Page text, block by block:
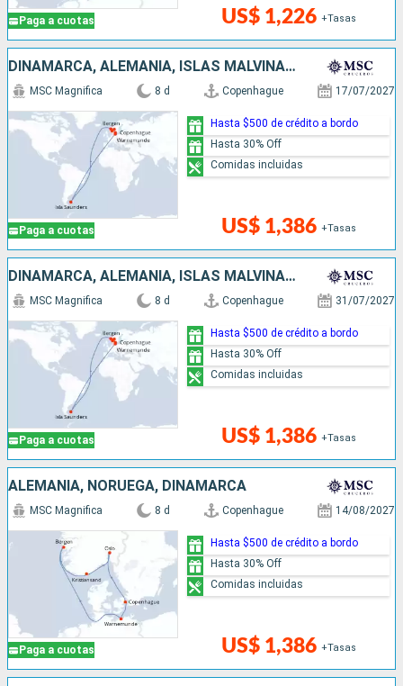
Paga a cuotas US$ 1,226 +Tasas
DINAMARCA, ALEMANIA, ISLAS MALVINAS, NORUEGA
Paga a cuotas
MSC Magnifica 8 d Copenhague 17/07/2027
US$ 1,386 +Tasas
Hasta $500 de crédito a bordo
Hasta 30% Off
Comidas incluidas
DINAMARCA, ALEMANIA, ISLAS MALVINAS, NORUEGA
Paga a cuotas
MSC Magnifica 8 d Copenhague 31/07/2027
US$ 1,386 +Tasas
Hasta $500 de crédito a bordo
Hasta 30% Off
Comidas incluidas
ALEMANIA, NORUEGA, DINAMARCA
Paga a cuotas
MSC Magnifica 8 d Copenhague 14/08/2027
US$ 1,386 +Tasas
Hasta $500 de crédito a bordo
Hasta 30% Off
Comidas incluidas